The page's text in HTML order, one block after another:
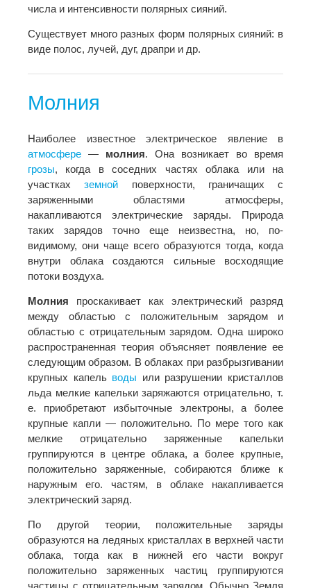
числа и интенсивности полярных сияний.
Существует много разных форм полярных сияний: в
виде полос, лучей, дуг, драпри и др.
Молния
Наиболее известное электрическое явление в
атмосфере — молния. Она возникает во время
грозы, когда в соседних частях облака или на
участкахземной поверхности, граничащих с
заряженными областями атмосферы,
накапливаются электрические заряды. Природа
таких зарядов точно еще неизвестна, но, по-
видимому, они чаще всего образуются тогда, когда
внутри облака создаются сильные восходящие
потоки воздуха.
Молния проскакивает как электрический разряд
между областью с положительным зарядом и
областью с отрицательным зарядом. Одна широко
распространенная теория объясняет появление ее
следующим образом. В облаках при разбрызгивании
крупных капель воды или разрушении кристаллов
льда мелкие капельки заряжаются отрицательно, т.
е. приобретают избыточные электроны, а более
крупные капли — положительно. По мере того как
мелкие отрицательно заряженные капельки
группируются в центре облака, а более крупные,
положительно заряженные, собираются ближе к
наружным его. частям, в облаке накапливается
электрический заряд.
По другой теории, положительные заряды
образуются на ледяных кристаллах в верхней части
облака, тогда как в нижней его части вокруг
положительно заряженных частиц группируются
частицы с отрицательным зарядом. Обычно Земля